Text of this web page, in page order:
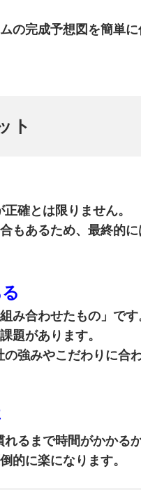
の完成予想図を簡単に
ト
正確とは限りません。
もあるため、最終的に
み合わせたもの」です
題があります。
の強みやこだわりに合
れるまで時間がかかる
的に楽になり ます。